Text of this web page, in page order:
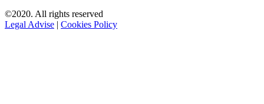
©2020. All rights reserved
Legal Advise | Cookies Policy